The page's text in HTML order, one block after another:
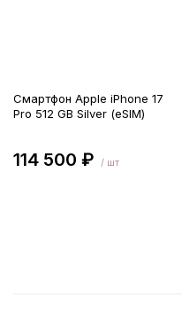
Смартфон Apple iPhone 17
Pro 512 GB Silver (eSIM)
114 500 ₽ / шт